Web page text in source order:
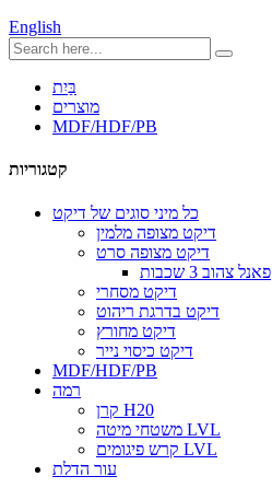
English
בַּיִת
מוצרים
MDF/HDF/PB
קטגוריות
כל מיני סוגים של דיקט
דיקט מצופה מלמין
דיקט מצופה סרט
פאנל צהוב 3 שכבות
דיקט מסחרי
דיקט בדרגת ריהוט
דיקט מחורץ
דיקט כיסוי נייר
MDF/HDF/PB
רמה
קרן H20
משטחי מיטה LVL
קרש פיגומים LVL
עור הדלת